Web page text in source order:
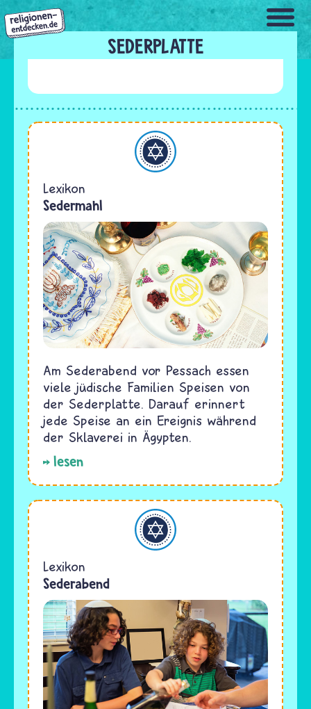
Direkt
zum
Inhalt
SEDERPLATTE
Judentum
Lexikon
Sedermahl
Am Sederabend vor Pessach essen
viele jüdische Familien Speisen von
der Sederplatte. Darauf erinnert
jede Speise an ein Ereignis während
der Sklaverei in Ägypten.
lesen
Judentum
Lexikon
Sederabend